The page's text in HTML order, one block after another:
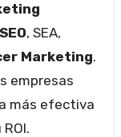
SEO, SEA,
Marketing.
empresas
más efectiva